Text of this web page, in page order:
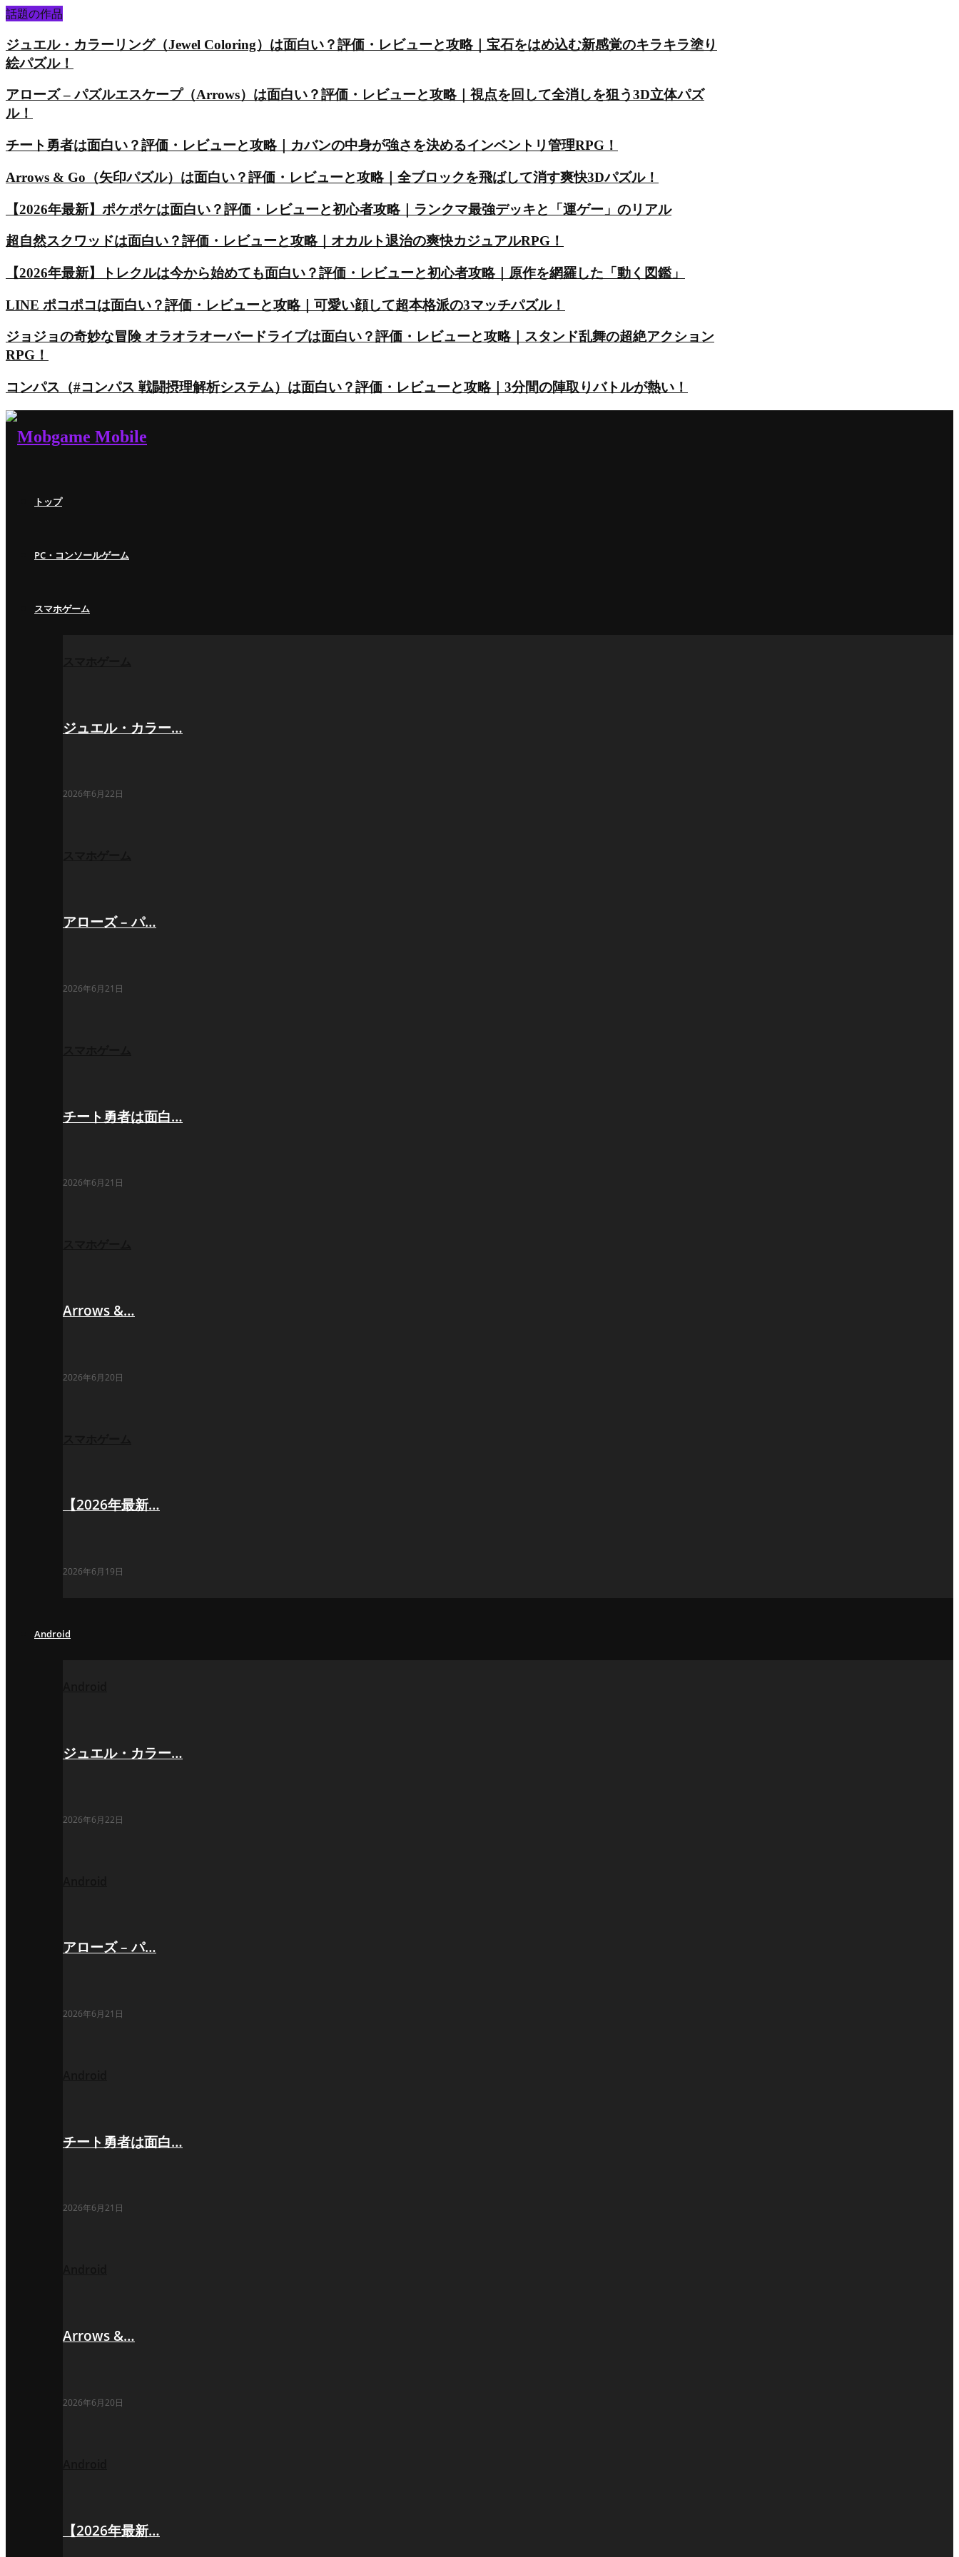
話題の作品
ジュエル・カラーリング（Jewel Coloring）は面白い？評価・レビューと攻略｜宝石をはめ込む新感覚のキラキラ塗り
絵パズル！
アローズ – パズルエスケープ（Arrows）は面白い？評価・レビューと攻略｜視点を回して全消しを狙う3D立体パズ
ル！
チート勇者は面白い？評価・レビューと攻略｜カバンの中身が強さを決めるインベントリ管理RPG！
Arrows & Go（矢印パズル）は面白い？評価・レビューと攻略｜全ブロックを飛ばして消す爽快3Dパズル！
【2026年最新】ポケポケは面白い？評価・レビューと初心者攻略｜ランクマ最強デッキと「運ゲー」のリアル
超自然スクワッドは面白い？評価・レビューと攻略｜オカルト退治の爽快カジュアルRPG！
【2026年最新】トレクルは今から始めても面白い？評価・レビューと初心者攻略｜原作を網羅した「動く図鑑」
LINE ポコポコは面白い？評価・レビューと攻略｜可愛い顔して超本格派の3マッチパズル！
ジョジョの奇妙な冒険 オラオラオーバードライブは面白い？評価・レビューと攻略｜スタンド乱舞の超絶アクション
RPG！
コンパス（#コンパス 戦闘摂理解析システム）は面白い？評価・レビューと攻略｜3分間の陣取りバトルが熱い！
トップ
PC・コンソールゲーム
スマホゲーム
ジュエル・カラー…
2026年6月22日
アローズ – パ…
2026年6月21日
チート勇者は面白…
2026年6月21日
Arrows &…
2026年6月20日
【2026年最新…
2026年6月19日
Android
ジュエル・カラー…
2026年6月22日
アローズ – パ…
2026年6月21日
チート勇者は面白…
2026年6月21日
Arrows &…
2026年6月20日
【2026年最新…